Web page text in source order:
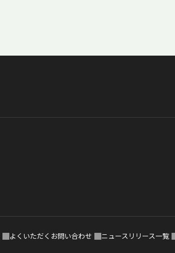
よくいただくお問い合わせ ニュースリリース一覧